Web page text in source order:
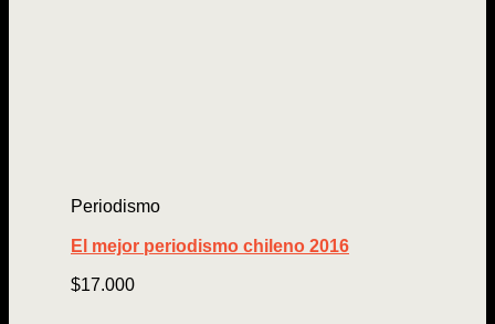
Periodismo
El mejor periodismo chileno 2016
$17.000